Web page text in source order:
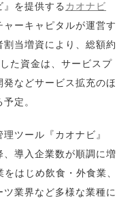
を提供する カオナビ
ーキャピタルが運営す
当増資により、総額約
た資金は、サービスプ
などサービス拡充のほ
定。
ツール『カオナビ』
導入企業数が順調に増
はじめ飲食・外食業、
業界など多様な業種に